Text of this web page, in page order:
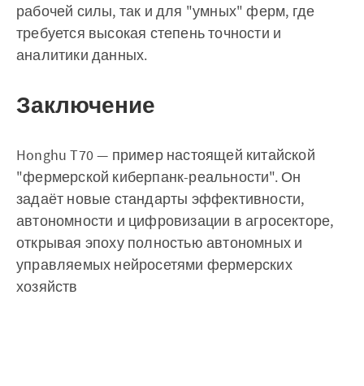
рабочей силы, так и для "умных" ферм, где
требуется высокая степень точности и
аналитики данных.
Заключение
Honghu T70 — пример настоящей китайской
"фермерской киберпанк-реальности". Он
задаёт новые стандарты эффективности,
автономности и цифровизации в агросекторе,
открывая эпоху полностью автономных и
управляемых нейросетями фермерских
хозяйств